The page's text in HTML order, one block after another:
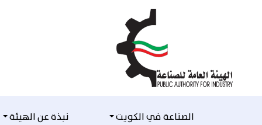
الصناعة في الكويت نبذة عن الهيئة